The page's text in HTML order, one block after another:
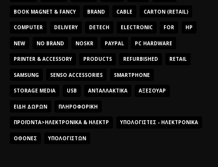
BOOK MAGNET & FANCY BRAND CABLE CARTON (RETAIL)
COMPUTER DELIVERY DETECH ELECTRONIC FOR HP
NEW NO BRAND NOSKR PAYPAL PC HARDWARE
PRINTER & ACCESSORY PRODUCTS REFURBISHED RETAIL
SAMSUNG SENSO ACCESSORIES SMARTPHONE
STORAGE MEDIA USB ΑΝΤΑΛΛΑΚΤΙΚΆ ΑΞΕΣΟΥΆΡ
ΕΊΔΗ ΔΏΡΩΝ ΠΛΗΡΟΦΟΡΙΚΉ
ΠΡΟΪΌΝΤΑ>ΗΛΕΚΤΡΟΝΙΚΆ & ΗΛΕΚΤΡ ΥΠΟΛΟΓΙΣΤΈΣ - ΗΛΕΚΤΡΟΝΙΚΆ
ΟΘΌΝΕΣ ΥΠΟΛΟΓΙΣΤΏΝ